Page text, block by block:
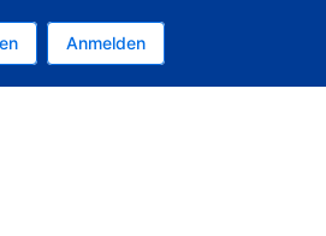
Deutsch
Anmelden